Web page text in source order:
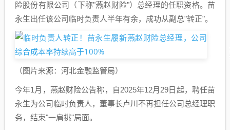
险股份有限公司（下称"燕赵财险"）总经理的任职资格。苗
永生出任该公司临时负责人半年有余，成功从副总"转正"。
（图片来源：河北金融监管局）
今年1月，燕赵财险公告称，自2025年12月29日起，聘任苗
永生为公司临时负责人，董事长卢川不再担任公司总经理职
务，结束"一肩挑"局面。